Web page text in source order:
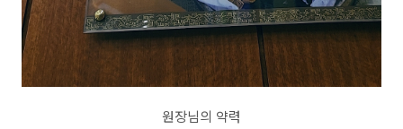
원장님의 약력